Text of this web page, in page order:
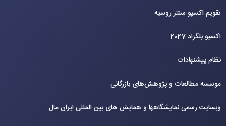
تقویم اکسپو سنتر روسیه
اکسپو بلگراد 2027
نظام پیشنهادات
موسسه مطالعات و پژوهش‌های بازرگانی
وبسایت رسمی نمایشگاهها و همایش های بین‌ المللی ایران مال